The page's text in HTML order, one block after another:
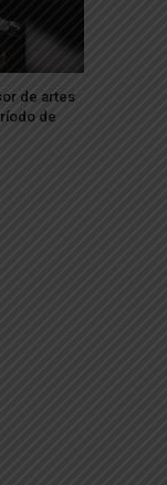
de artes
de